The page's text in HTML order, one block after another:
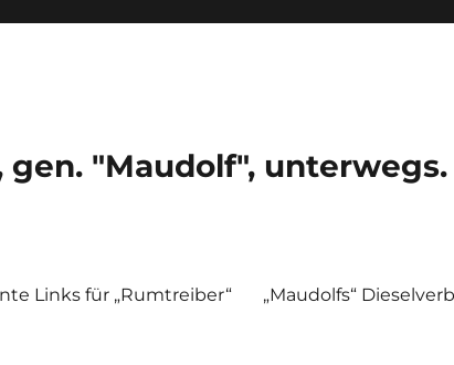
"Maudolf", unterwegs.
Links für „Rumtreiber“ „Maudolfs“